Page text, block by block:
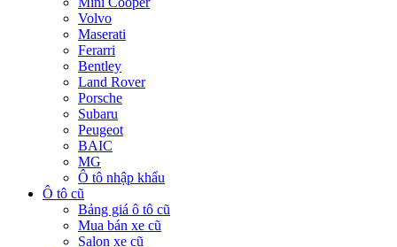
Volvo
Maserati
Ferarri
Bentley
Land Rover
Porsche
Subaru
Peugeot
BAIC
MG
Ô tô nhập khẩu
Ô tô cũ
Bảng giá ô tô cũ
Mua bán xe cũ
Salon xe cũ